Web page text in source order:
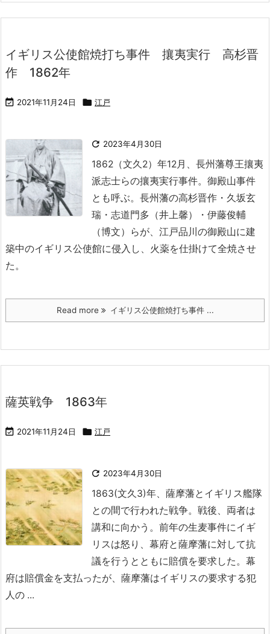
イギリス公使館焼打ち事件 攘夷実行 高杉晋
作 1862年
 2021年11月24日  江戸
 2023年4月30日
1862（文久2）年12月、長州藩尊王攘夷
派志士らの攘夷実行事件。御殿山事件
とも呼ぶ。 長州藩の高杉晋作・久坂玄
瑞・志道門多（井上馨）・伊藤俊輔
（博文）らが、江戸品川の御殿山に建
築中のイギリス公使館に侵入し、火薬を仕掛けて全焼させ
た。
Read more イギリス公使館焼打ち事件 ...
薩英戦争 1863年
 2021年11月24日  江戸
 2023年4月30日
1863(文久3)年、薩摩藩とイギリス艦隊
との間で行われた戦争。戦後、両者は
講和に向かう。 前年の生麦事件にイギ
リスは怒り、幕府と薩摩藩に対して抗
議を行うとともに賠償を要求した。幕
府は賠償金を支払ったが、薩摩藩はイギリスの要求する犯
人の ...